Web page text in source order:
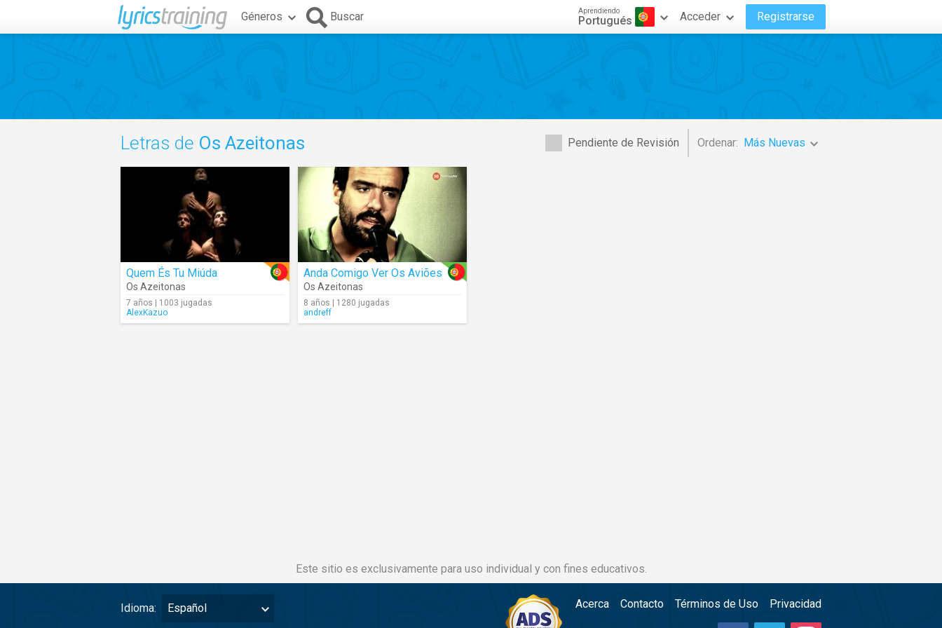
Géneros Buscar Aprendiendo
Portugués Acceder Registrarse
Pendiente de Revisión Ordenar: Más Nuevas
Letras de Os Azeitonas
Quem És Tu Miúda
Os Azeitonas
7 años | 1003 jugadas
AlexKazuo
Anda Comigo Ver Os Aviões
Os Azeitonas
8 años | 1280 jugadas
andreff
Este sitio es exclusivamente para uso individual y con fines educativos.
Idioma: Español Acerca Contacto Términos de Uso Privacidad